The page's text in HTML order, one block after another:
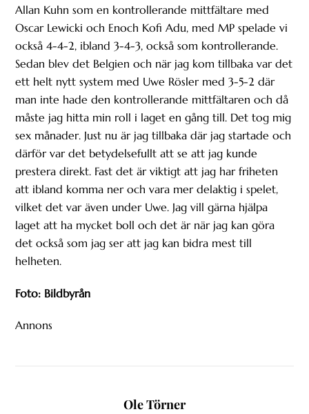
Allan Kuhn som en kontrollerande mittfältare med
Oscar Lewicki och Enoch Kofi Adu, med MP spelade vi
också 4-4-2, ibland 3-4-3, också som kontrollerande.
Sedan blev det Belgien och när jag kom tillbaka var det
ett helt nytt system med Uwe Rösler med 3-5-2 där
man inte hade den kontrollerande mittfältaren och då
måste jag hitta min roll i laget en gång till. Det tog mig
sex månader. Just nu är jag tillbaka där jag startade och
därför var det betydelsefullt att se att jag kunde
prestera direkt. Fast det är viktigt att jag har friheten
att ibland komma ner och vara mer delaktig i spelet,
vilket det var även under Uwe. Jag vill gärna hjälpa
laget att ha mycket boll och det är när jag kan göra
det också som jag ser att jag kan bidra mest till
helheten.
Foto: Bildbyrån
Annons
Ole Törner